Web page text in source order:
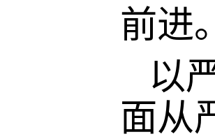
前进
以
面从